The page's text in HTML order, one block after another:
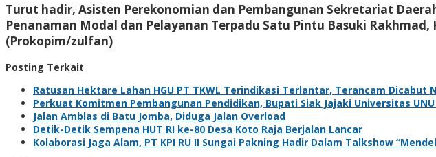
Turut hadir, Asisten Perekonomian dan Pembangunan Sekretariat
Penanaman Modal dan Pelayanan Terpadu Satu Pintu Basuki
(Prokopim/zulfan)
Posting Terkait
Ratusan Hektare Lahan HGU PT TKWL Terindikasi Terlantar, Terancam Dicabut
Perkuat Komitmen Pembangunan Pendidikan, Bupati Siak Jajaki Universitas
Jalan Amblas di Batu Jomba, Diduga Jalan Overload
Detik-Detik Sempena HUT RI ke-80 Desa Koto Raja Berjalan Lancar
Kolaborasi Jaga Alam, PT KPI RU II Sungai Pakning Hadir Dalam Talkshow